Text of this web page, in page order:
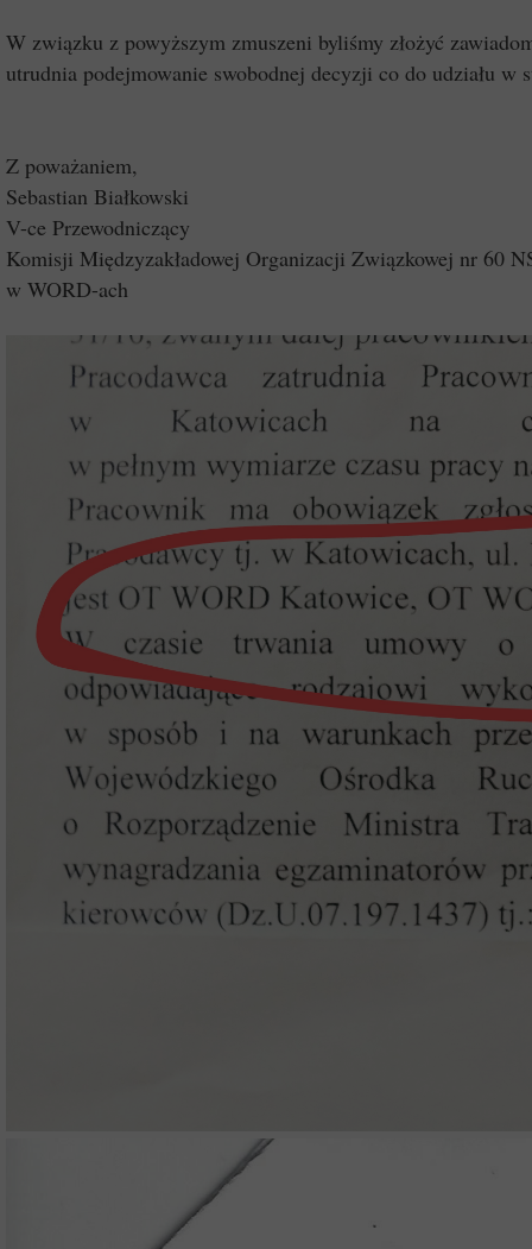
W związku z powyższym zmuszeni byliśmy złożyć
utrudnia podejmowanie swobodnej decyzji co do udziału w
Z poważaniem,
Sebastian Białkowski
V-ce Przewodniczący
Komisji Międzyzakładowej Organizacji Związkowej nr 60
w WORD-ach